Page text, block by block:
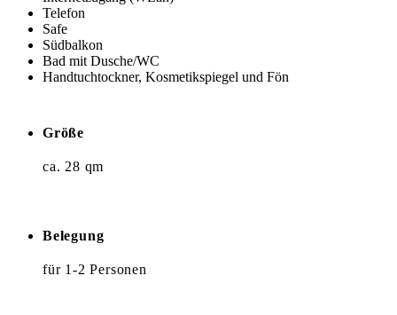
Telefon
Safe
Südbalkon
Bad mit Dusche/WC
Handtuchtockner, Kosmetikspiegel und Fön
Größe
ca. 28 qm
Belegung
für 1-2 Personen